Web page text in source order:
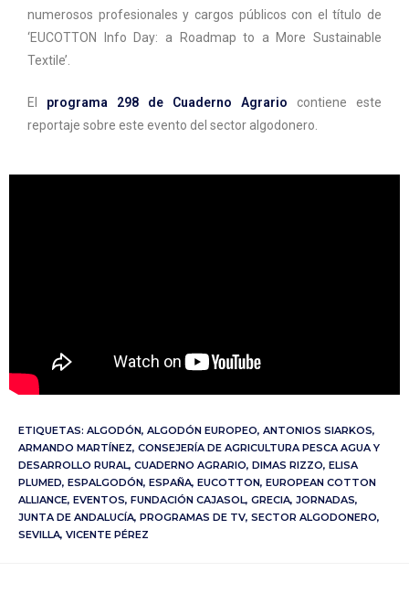
numerosos profesionales y cargos públicos con el título de
‘EUCOTTON Info Day: a Roadmap to a More Sustainable
Textile’.
El programa 298 de Cuaderno Agrario contiene este
reportaje sobre este evento del sector algodonero.
ETIQUETAS: ALGODÓN, ALGODÓN EUROPEO, ANTONIOS SIARKOS,
ARMANDO MARTÍNEZ, CONSEJERÍA DE AGRICULTURA PESCA AGUA Y
DESARROLLO RURAL, CUADERNO AGRARIO, DIMAS RIZZO, ELISA
PLUMED, ESPALGODÓN, ESPAÑA, EUCOTTON, EUROPEAN COTTON
ALLIANCE, EVENTOS, FUNDACIÓN CAJASOL, GRECIA, JORNADAS,
JUNTA DE ANDALUCÍA, PROGRAMAS DE TV, SECTOR ALGODONERO,
SEVILLA, VICENTE PÉREZ